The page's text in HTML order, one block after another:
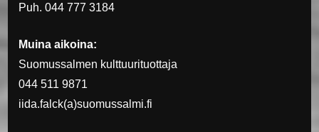
Puh. 044 777 3184
Muina aikoina:
Suomussalmen kulttuurituottaja
044 511 9871
iida.falck(a)suomussalmi.fi